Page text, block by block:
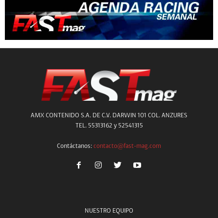
AMX CONTENIDO S.A. DE C.V. DARWIN 101 COL. ANZURES
TEL. 55313162 y 52541315
Contáctanos: contacto@fast-mag.com
NUESTRO EQUIPO